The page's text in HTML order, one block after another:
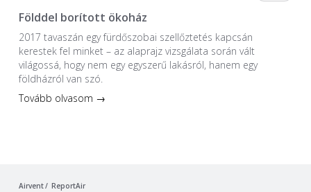
Földdel borított ökoház
2017 tavaszán egy fürdőszobai szellőztetés kapcsán
kerestek fel minket – az alaprajz vizsgálata során vált
világossá, hogy nem egy egyszerű lakásról, hanem egy
földházról van szó.
Tovább olvasom →
Airvent ReportAir